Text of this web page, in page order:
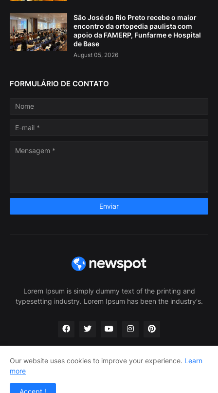
São José do Rio Preto recebe o maior
encontro da ortopedia paulista com
apoio da FAMERP, Funfarme e Hospital
de Base
August 05, 2026
FORMULÁRIO DE CONTATO
Lorem Ipsum is simply dummy text of the printing and
typesetting industry. Lorem Ipsum has been the industry's.
Our website uses cookies to improve your experience. Learn
more
Accept !